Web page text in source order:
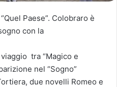
Paese”. Colobraro è
con la
tra “Magico e
nel “Sogno”
due novelli Romeo e